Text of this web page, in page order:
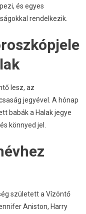
és egyes
rendelkezik.
lesz, az
jegyével. A hónap
babák a Halak jegye
könnyed jel.
született a Vízöntő
Aniston, Harry